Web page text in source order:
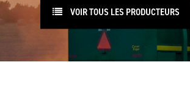
VOIR TOUS LES PRODUCTEURS